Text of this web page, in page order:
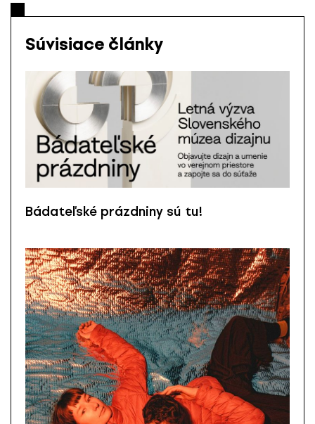
Súvisiace články
Bádateľské prázdniny sú tu!